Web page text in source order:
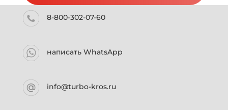
8-800-302-07-60
написать WhatsApp
info@turbo-kros.ru